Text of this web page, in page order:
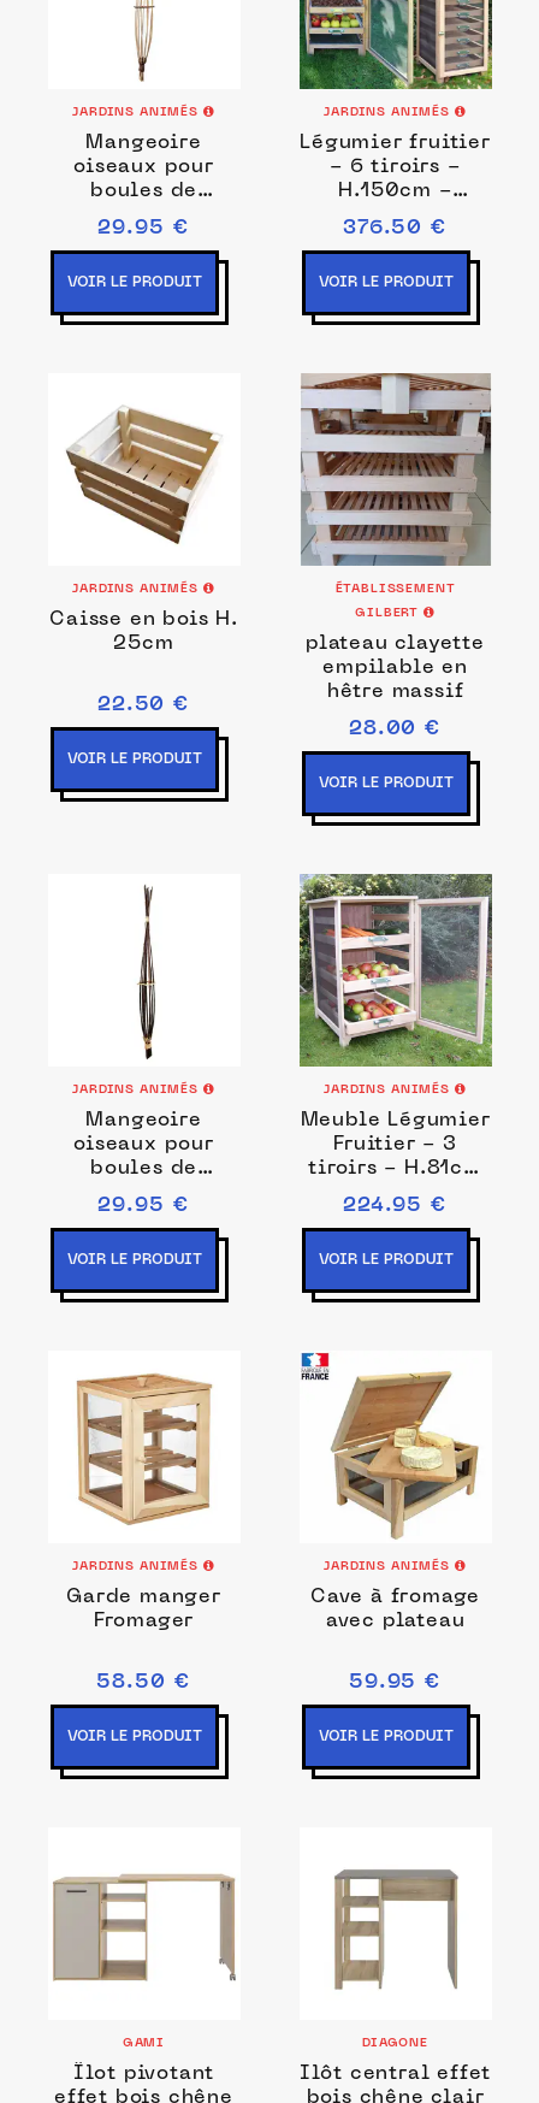
JARDINS ANIMÉS
Mangeoire
oiseaux pour
boules de
graisse en osier
- Blanc
29.95 €
VOIR LE PRODUIT
JARDINS ANIMÉS
Légumier fruitier
- 6 tiroirs -
H.150cm -
poignée métal
376.50 €
VOIR LE PRODUIT
JARDINS ANIMÉS
Caisse en bois H.
25cm
22.50 €
VOIR LE PRODUIT
ÉTABLISSEMENT
GILBERT
plateau clayette
empilable en
hêtre massif
28.00 €
VOIR LE PRODUIT
JARDINS ANIMÉS
Mangeoire
oiseaux pour
boules de
graisse - Brun
29.95 €
VOIR LE PRODUIT
JARDINS ANIMÉS
Meuble Légumier
Fruitier - 3
tiroirs - H.81cm
- poignée métal
224.95 €
VOIR LE PRODUIT
JARDINS ANIMÉS
Garde manger
Fromager
58.50 €
VOIR LE PRODUIT
JARDINS ANIMÉS
Cave à fromage
avec plateau
59.95 €
VOIR LE PRODUIT
GAMI
Îlot pivotant
effet bois chêne
DIAGONE
Ilôt central effet
bois chêne clair